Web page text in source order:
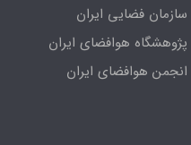
سازمان فضایی ایران
پژوهشگاه هوافضای ایران
انجمن هوافضای ایران